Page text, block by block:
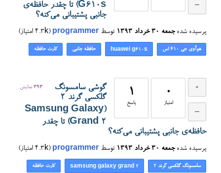
G610s) تا چقدر حافظه‌ی
جانبی پشتیبانی می‌کنه؟
پرسیده شده جمعه ۳۰ خرداد ۱۳۹۳ توسط programmer
(
4.3k امتیاز)
هوآوی جی ۶۱۰ اس huawei g610s حافظه جانبی کارت حافظه
0
امتیاز
1
پاسخ
393 نمایش
گوشی سامسونگ
گلکسی گرند 2
(Samsung Galaxy
Grand 2) تا چقدر
حافظه‌ی جانبی پشتیبانی می‌کنه؟
پرسیده شده جمعه ۳۰ خرداد ۱۳۹۳ توسط programmer
(
4.3k امتیاز)
سامسونگ گلکسی گرند 2 samsung galaxy grand 2 کارت حافظه